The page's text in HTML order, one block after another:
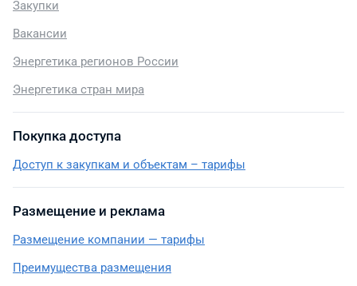
Закупки
Вакансии
Энергетика регионов России
Энергетика стран мира
Покупка доступа
Доступ к закупкам и объектам – тарифы
Размещение и реклама
Размещение компании — тарифы
Преимущества размещения